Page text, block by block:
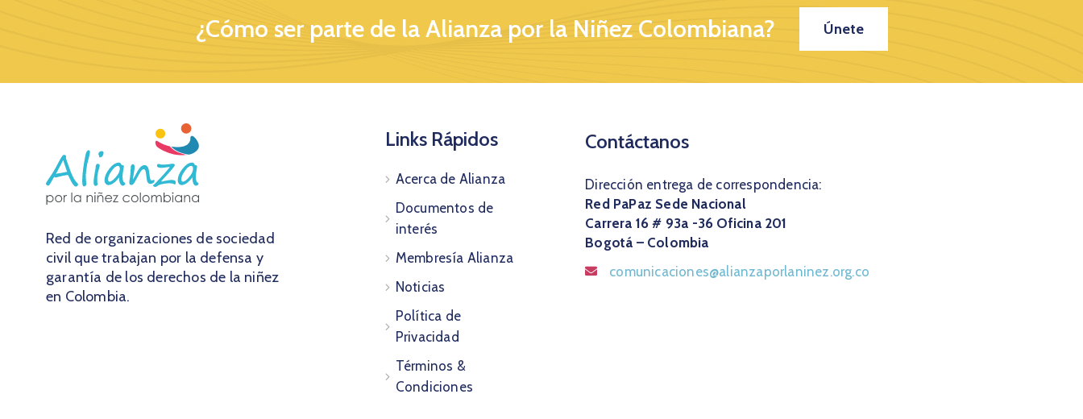
¿Cómo ser parte de la Alianza por la Niñez Colombiana? Únete
Red de organizaciones de sociedad
civil que trabajan por la defensa y
garantía de los derechos de la niñez
en Colombia.
Links Rápidos
Acerca de Alianza
Documentos de
interés
Membresía Alianza
Noticias
Política de
Privacidad
Términos &
Condiciones
Contáctanos
Dirección entrega de correspondencia:
Red PaPaz Sede Nacional
Carrera 16 # 93a -36 Oficina 201
Bogotá – Colombia
comunicaciones@alianzaporlaninez.org.co